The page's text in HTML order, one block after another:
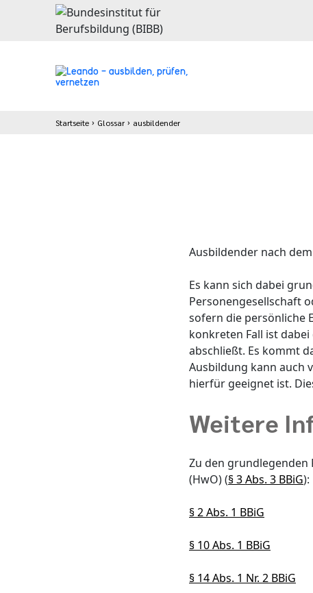
Startseite Glossar ausbildender
Ausbildender nach
Es kann sich dabei
Personengesellschaft
sofern die persönliche
konkreten Fall ist
abschließt. Es kommt
Ausbildung kann auch
hierfür geeignet ist.
Weitere
Zu den
(HwO) (§ 3 Abs. 3 BBiG):
§ 2 Abs. 1 BBiG
§ 10 Abs. 1 BBiG
§ 14 Abs. 1 Nr. 2 BBiG